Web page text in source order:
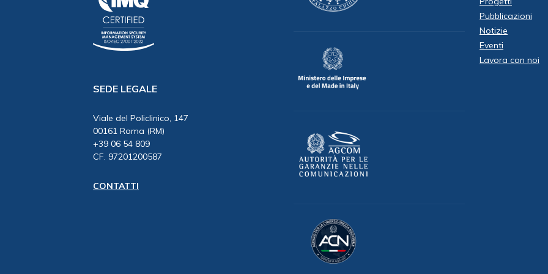
SEDE LEGALE
Viale del Policlinico, 147
00161 Roma (RM)
+39 06 54 809
CF. 97201200587
CONTATTI
Pubblicazioni
Notizie
Eventi
Lavora con noi